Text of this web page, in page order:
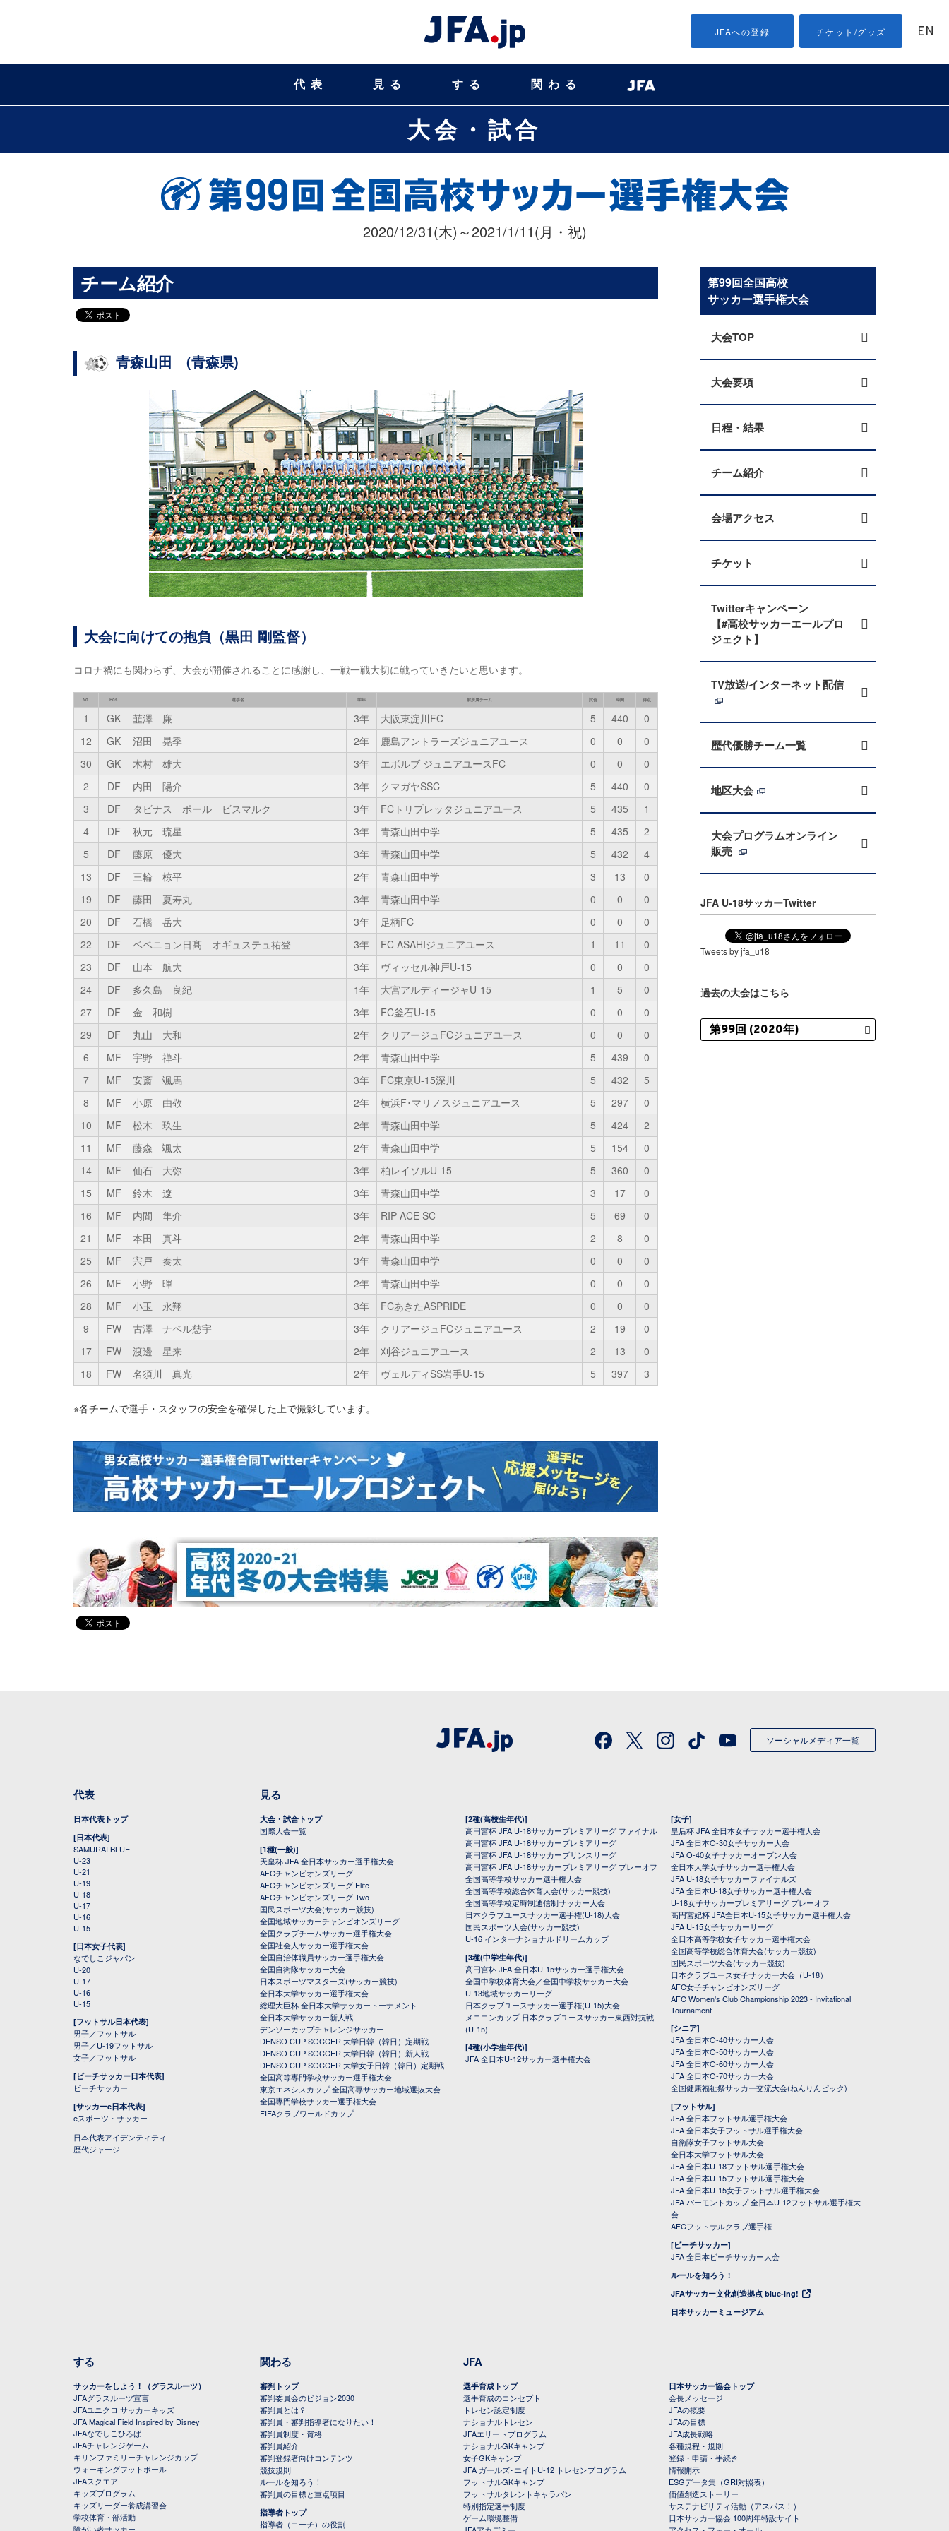
JFAへの登録 チケット/グッズ EN
代表 見る する 関わる
大会・試合
2020/12/31(木)～2021/1/11(月・祝)
チーム紹介
青森山田 (青森県)
大会に向けての抱負（黒田 剛監督）
コロナ禍にも関わらず、大会が開催されることに感謝し、一戦一戦大切に戦っていきたいと思います。
No. Pos. 選手名 学年 前所属チーム 試合 時間 得点
1 GK 韮澤 廉 3年 大阪東淀川FC 5 440
0
12
GK 沼田 晃季 2年 鹿島アントラーズジュニアユース 0 0
0
30
GK 木村 雄大 3年 エボルブ ジュニアユースFC 0 0
0
2
DF 内田 陽介 3年 クマガヤSSC 5 440
0
3
DF タビナス ポール ビスマルク 3年 FCトリプレッタジュニアユース 5 435
1
4
DF 秋元 琉星 3年 青森山田中学 5 435
2
5
DF 藤原 優大 3年 青森山田中学 5 432
4
13
DF 三輪 椋平 2年 青森山田中学 3 13
0
19
DF 藤田 夏寿丸 3年 青森山田中学 0 0
0
20
DF 石橋 岳大 3年 足柄FC 0 0
0
22
DF ベベニョン日髙 オギュステュ祐登 3年 FC ASAHIジュニアユース 1 11
0
23
DF 山本 航大 3年 ヴィッセル神戸U-15 0 0
0
24
DF 多久島 良紀 1年 大宮アルディージャU-15 1 5
0
27
DF 金 和樹 3年 FC釜石U-15 0 0
0
29
DF 丸山 大和 2年 クリアージュFCジュニアユース 0 0
0
6
MF 宇野 禅斗 2年 青森山田中学 5 439
0
7
MF 安斎 颯馬 3年 FC東京U-15深川 5 432
5
8
MF 小原 由敬 2年 横浜F･マリノスジュニアユース 5 297
0
10
MF 松木 玖生 2年 青森山田中学 5 424
2
11
MF 藤森 颯太 2年 青森山田中学 5 154
0
14
MF 仙石 大弥 3年 柏レイソルU-15 5 360
0
15
MF 鈴木 遼 3年 青森山田中学 3 17
0
16
MF 内間 隼介 3年 RIP ACE SC 5 69
0
21
MF 本田 真斗 2年 青森山田中学 2 8
0
25
MF 宍戸 奏太 3年 青森山田中学 0 0
0
26
MF 小野 暉 2年 青森山田中学 0 0
0
28
MF 小玉 永翔 3年 FCあきたASPRIDE 0 0
0
9
FW 古澤 ナベル慈宇 3年 クリアージュFCジュニアユース 2 19
0
17
FW 渡邊 星来 2年 刈谷ジュニアユース 2 13
0
18
FW 名須川 真光 2年 ヴェルディSS岩手U-15 5 397 3
※各チームで選手・スタッフの安全を確保した上で撮影しています。
第99回全国高校
サッカー選手権大会
大会TOP
大会要項
日程・結果
チーム紹介
会場アクセス
チケット
Twitterキャンペーン
【#高校サッカーエールプロ
ジェクト】
TV放送/インターネット配信
歴代優勝チーム一覧
地区大会
大会プログラムオンライン
販売
JFA U-18サッカーTwitter
Tweets by jfa_u18
過去の大会はこちら
ソーシャルメディア一覧
代表
日本代表トップ
[日本代表]
SAMURAI BLUE
U-23
U-21
U-19
U-18
U-17
U-16
U-15
[日本女子代表]
なでしこジャパン
U-20
U-17
U-16
U-15
[フットサル日本代表]
男子／フットサル
男子／U-19フットサル
女子／フットサル
[ビーチサッカー日本代表]
ビーチサッカー
[サッカーe日本代表]
eスポーツ・サッカー
日本代表アイデンティティ
歴代ジャージ
見る
大会・試合トップ
国際大会一覧
[1種(一般)]
天皇杯 JFA 全日本サッカー選手権大会
AFCチャンピオンズリーグ
AFCチャンピオンズリーグ Elite
AFCチャンピオンズリーグ Two
国民スポーツ大会(サッカー競技)
全国地域サッカーチャンピオンズリーグ
全国クラブチームサッカー選手権大会
全国社会人サッカー選手権大会
全国自治体職員サッカー選手権大会
全国自衛隊サッカー大会
日本スポーツマスターズ(サッカー競技)
全日本大学サッカー選手権大会
総理大臣杯 全日本大学サッカートーナメント
全日本大学サッカー新人戦
デンソーカップチャレンジサッカー
DENSO CUP SOCCER 大学日韓（韓日）定期戦
DENSO CUP SOCCER 大学日韓（韓日）新人戦
DENSO CUP SOCCER 大学女子日韓（韓日）定期戦
全国高等専門学校サッカー選手権大会
東京エネシスカップ 全国高専サッカー地域選抜大会
全国専門学校サッカー選手権大会
FIFAクラブワールドカップ
[2種(高校生年代)]
高円宮杯 JFA U-18サッカープレミアリーグ ファイナル
高円宮杯 JFA U-18サッカープレミアリーグ
高円宮杯 JFA U-18サッカープリンスリーグ
高円宮杯 JFA U-18サッカープレミアリーグ プレーオフ
全国高等学校サッカー選手権大会
全国高等学校総合体育大会(サッカー競技)
全国高等学校定時制通信制サッカー大会
日本クラブユースサッカー選手権(U-18)大会
国民スポーツ大会(サッカー競技)
U-16 インターナショナルドリームカップ
[3種(中学生年代)]
高円宮杯 JFA 全日本U-15サッカー選手権大会
全国中学校体育大会／全国中学校サッカー大会
U-13地域サッカーリーグ
日本クラブユースサッカー選手権(U-15)大会
メニコンカップ 日本クラブユースサッカー東西対抗戦
(U-15)
[4種(小学生年代)]
JFA 全日本U-12サッカー選手権大会
[女子]
皇后杯 JFA 全日本女子サッカー選手権大会
JFA 全日本O-30女子サッカー大会
JFA O-40女子サッカーオープン大会
全日本大学女子サッカー選手権大会
JFA U-18女子サッカーファイナルズ
JFA 全日本U-18女子サッカー選手権大会
U-18女子サッカープレミアリーグ プレーオフ
高円宮妃杯 JFA全日本U-15女子サッカー選手権大会
JFA U-15女子サッカーリーグ
全日本高等学校女子サッカー選手権大会
全国高等学校総合体育大会(サッカー競技)
国民スポーツ大会(サッカー競技)
日本クラブユース女子サッカー大会（U-18）
AFC女子チャンピオンズリーグ
AFC Women's Club Championship 2023 - Invitational
Tournament
[シニア]
JFA 全日本O-40サッカー大会
JFA 全日本O-50サッカー大会
JFA 全日本O-60サッカー大会
JFA 全日本O-70サッカー大会
全国健康福祉祭サッカー交流大会(ねんりんピック)
[フットサル]
JFA 全日本フットサル選手権大会
JFA 全日本女子フットサル選手権大会
自衛隊女子フットサル大会
全日本大学フットサル大会
JFA 全日本U-18フットサル選手権大会
JFA 全日本U-15フットサル選手権大会
JFA 全日本U-15女子フットサル選手権大会
JFA バーモントカップ 全日本U-12フットサル選手権大
会
AFCフットサルクラブ選手権
[ビーチサッカー]
JFA 全日本ビーチサッカー大会
ルールを知ろう！
JFAサッカー文化創造拠点 blue-ing!
日本サッカーミュージアム
する
サッカーをしよう！（グラスルーツ）
JFAグラスルーツ宣言
JFAユニクロ サッカーキッズ
JFA Magical Field Inspired by Disney
JFAなでしこひろば
JFAチャレンジゲーム
キリンファミリーチャレンジカップ
ウォーキングフットボール
JFAスクエア
キッズプログラム
キッズリーダー養成講習会
学校体育・部活動
関わる
審判トップ
審判委員会のビジョン2030
審判員とは？
審判員・審判指導者になりたい！
審判員制度・資格
審判員紹介
審判登録者向けコンテンツ
競技規則
ルールを知ろう！
審判員の目標と重点項目
指導者トップ
指導者（コーチ）の役割
JFA
選手育成トップ
選手育成のコンセプト
トレセン認定制度
ナショナルトレセン
JFAエリートプログラム
ナショナルGKキャンプ
女子GKキャンプ
JFA ガールズ･エイトU-12 トレセンプログラム
フットサルGKキャンプ
フットサルタレントキャラバン
特別指定選手制度
ゲーム環境整備
日本サッカー協会トップ
会長メッセージ
JFAの概要
JFAの目標
JFA成長戦略
各種規程・規則
登録・申請・手続き
情報開示
ESGデータ集（GRI対照表）
価値創造ストーリー
サステナビリティ活動（アスパス！）
日本サッカー協会 100周年特設サイト